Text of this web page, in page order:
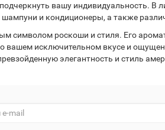
вашу индивидуальность. В
и кондиционеры, а также
символом роскоши и стиля. Его
вашем исключительном вкусе и
элегантность и стиль